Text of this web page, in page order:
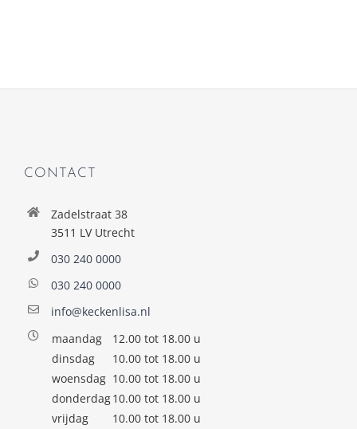
CONTACT
Zadelstraat 38
3511 LV Utrecht
030 240 0000
030 240 0000
info@keckenlisa.nl
maandag
12.00 tot 18.00 u
dinsdag
10.00 tot 18.00 u
woensdag 10.00 tot 18.00 u
donderdag10.00 tot 18.00 u
vrijdag
10.00 tot 18.00 u